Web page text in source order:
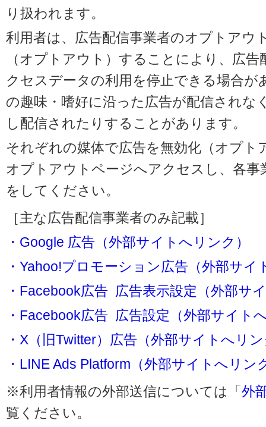
り扱われます。
利用者は、広告配信事業者のオプトアウ
（オプトアウト）することにより、広
クセスデータの利用を停止できる場合が
の趣味・嗜好に沿った広告が配信されな
し配信されたりすることがあります。
それぞれの媒体で広告を無効化（オプト
オプトアウトページへアクセスし、各
をしてください。
［主な広告配信事業者のみ記載］
・Google 広告（外部サイトへリンク）
・Yahoo!プロモーション広告（外部サイ
・Facebook広告 広告表示設定（外部サ
・Facebook広告 広告設定（外部サイト
・X（旧Twitter）広告（外部サイトへリ
・LINE Ads Platform（外部サイトへリン
※利用者情報の外部送信については「外
覧ください。